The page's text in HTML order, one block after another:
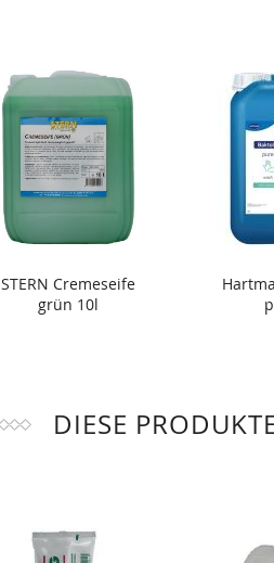
STERN Cremeseife
grün 10l
DIESE